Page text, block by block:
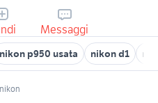
Messaggi
nikon p950 usata nikon d1
nikon